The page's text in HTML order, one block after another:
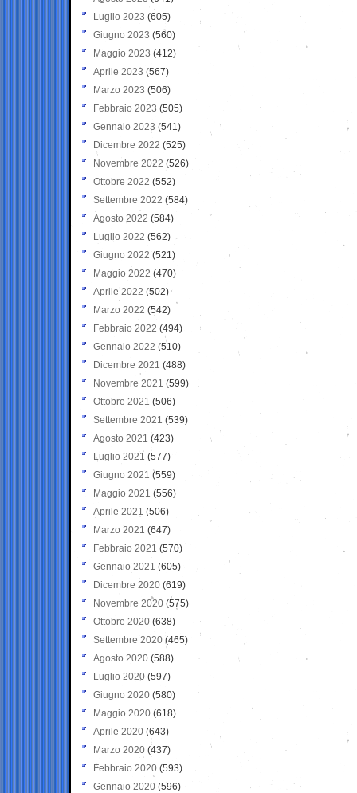
Luglio 2023 (605)
Giugno 2023 (560)
Maggio 2023 (412)
Aprile 2023 (567)
Marzo 2023 (506)
Febbraio 2023 (505)
Gennaio 2023 (541)
Dicembre 2022 (525)
Novembre 2022 (526)
Ottobre 2022 (552)
Settembre 2022 (584)
Agosto 2022 (584)
Luglio 2022 (562)
Giugno 2022 (521)
Maggio 2022 (470)
Aprile 2022 (502)
Marzo 2022 (542)
Febbraio 2022 (494)
Gennaio 2022 (510)
Dicembre 2021 (488)
Novembre 2021 (599)
Ottobre 2021 (506)
Settembre 2021 (539)
Agosto 2021 (423)
Luglio 2021 (577)
Giugno 2021(559)
Maggio 2021 (556)
Aprile 2021 (506)
Marzo 2021 (647)
Febbraio 2021 (570)
Gennaio 2021 (605)
Dicembre 2020 (619)
Novembre 2020 (575)
Ottobre 2020 (638)
Settembre 2020(465)
Agosto 2020 (588)
Luglio 2020 (597)
Giugno 2020 (580)
Maggio 2020 (618)
Aprile 2020 (643)
Marzo 2020 (437)
Febbraio 2020 (593)
Gennaio 2020 (596)